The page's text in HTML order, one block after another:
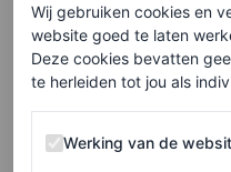
Wij gebruiken cookies en
website goed te laten
Deze cookies bevatten
te herleiden tot jou als
Werking van de website
Werking van de